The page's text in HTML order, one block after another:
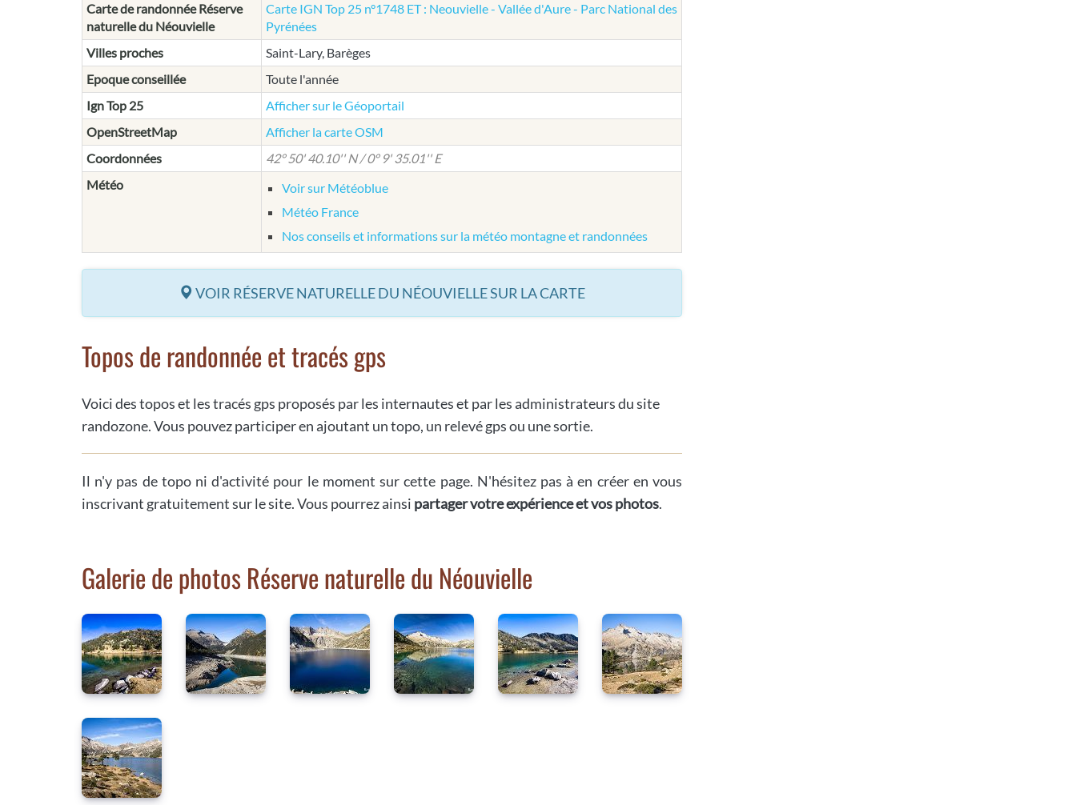
Carte de randonnée Réserve
naturelle du Néouvielle
Carte IGN Top 25 n°1748 ET : Neouvielle - Vallée d'Aure - Parc National des
Pyrénées
Villes proches
Saint-Lary, Barèges
Epoque conseillée
Toute l'année
Ign Top 25
Afficher sur le Géoportail
OpenStreetMap
Afficher la carte OSM
Coordonnées
42° 50' 40.10'' N / 0° 9' 35.01'' E
Météo
Voir sur Météoblue
Météo France
Nos conseils et informations sur la météo montagne et randonnées
VOIR RÉSERVE NATURELLE DU NÉOUVIELLE SUR LA CARTE
Topos de randonnée et tracés gps
Voici des topos et les tracés gps proposés par les internautes et par les administrateurs du site
randozone. Vous pouvez participer en ajoutant un topo, un relevé gps ou une sortie.
Il n'y pas de topo ni d'activité pour le moment sur cette page. N'hésitez pas à en créer en vous
inscrivant gratuitement sur le site. Vous pourrez ainsi partager votre expérience et vos photos.
Galerie de photos Réserve naturelle du Néouvielle